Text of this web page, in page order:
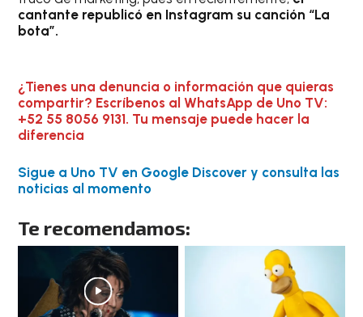
cantante republicó en Instagram su canción “La
bota”.
¿Tienes una denuncia o información que quieras
compartir? Escríbenos al WhatsApp de Uno TV:
+52 55 8056 9131. Tu mensaje puede hacer la
diferencia
Sigue a Uno TV en Google Discover y consulta las
noticias al momento
Te recomendamos: